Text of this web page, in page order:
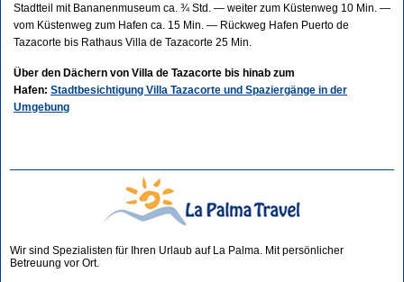
Stadtteil mit Bananenmuseum ca. ¾ Std. — weiter zum Küstenweg 10 Min. —
vom Küstenweg zum Hafen ca. 15 Min. — Rückweg Hafen Puerto de
Tazacorte bis Rathaus Villa de Tazacorte 25 Min.
Über den Dächern von Villa de Tazacorte bis hinab zum
Hafen: Stadtbesichtigung Villa Tazacorte und Spaziergänge in der
Umgebung
Wir sind Spezialisten für Ihren Urlaub auf La Palma. Mit persönlicher
Betreuung vor Ort.